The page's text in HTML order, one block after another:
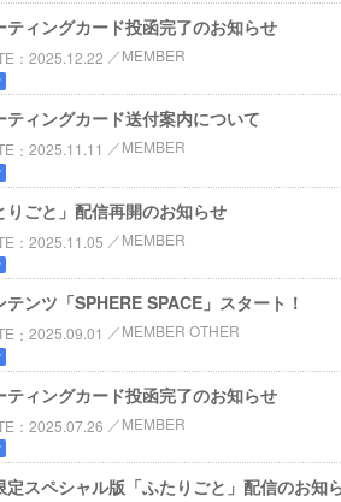
ティングカード投函完了のお知らせ
2025.12.22 MEMBER
ティングカード送付案内について
2025.11.11 MEMBER
りごと」配信再開のお知らせ
2025.11.05 MEMBER
テンツ「SPHERE SPACE」スタート！
2025.09.01 MEMBER OTHER
ティングカード投函完了のお知らせ
2025.07.26 MEMBER
定スペシャル版「ふたりごと」配信のお知